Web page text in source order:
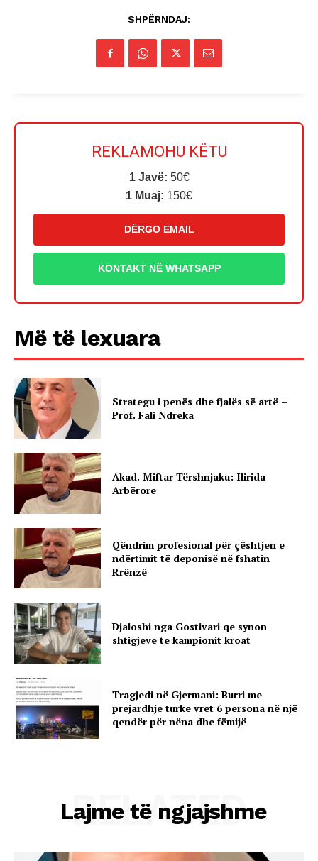
SHPËRNDAJ:
REKLAMOHU KËTU
1 Javë: 50€
1 Muaj: 150€
DËRGO EMAIL
KONTAKT NË WHATSAPP
Më të lexuara
Strategu i penës dhe fjalës së artë –
Prof. Fali Ndreka
Akad. Miftar Tërshnjaku: Ilirida
Arbërore
Qëndrim profesional për çështjen e
ndërtimit të deponisë në fshatin
Rrënzë
Djaloshi nga Gostivari qe synon
shtigjeve te kampionit kroat
Tragjedi në Gjermani: Burri me
prejardhje turke vret 6 persona në një
qendër për nëna dhe fëmijë
Lajme të ngjajshme
RELATED